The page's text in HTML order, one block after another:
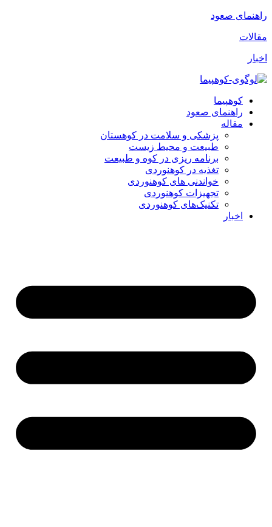
پرش
محتوا
راهنمای صعود
مقالات
اخبار
کوهپیما
راهنمای صعود
مقاله
پزشکی و سلامت در کوهستان
طبیعت و محیط زیست
برنامه ریزی در کوه و طبیعت
تغذیه در کوهنوردی
خواندنی های کوهنوردی
تجهیزات کوهنوردی
تکنیک‌های کوهنوردی
اخبار